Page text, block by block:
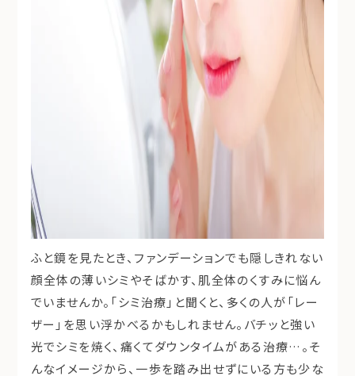
ふと鏡を見たとき、ファンデーションでも隠しきれない
顔全体の薄いシミやそばかす、肌全体のくすみに悩ん
でいませんか。「シミ治療」と聞くと、多くの人が「レー
ザー」を思い浮かべるかもしれません。バチッと強い
光でシミを焼く、痛くてダウンタイムがある治療…。そ
んなイメージから、一歩を踏み出せずにいる方も少な